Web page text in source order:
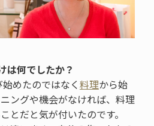
は何でしたか？
めたのではなく 料理から始
ングや機会がなければ、料理
とだと気が付いたのです。